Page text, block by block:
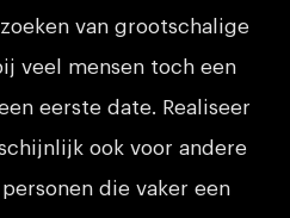
van grootschalige
veel mensen toch een
eerste date. Realiseer
ook voor andere
die vaker een